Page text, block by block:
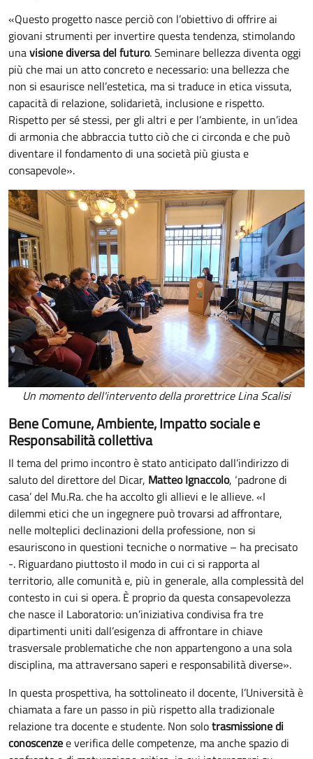
«Questo progetto nasce perciò con l’obiettivo di offrire ai
giovani strumenti per invertire questa tendenza, stimolando
unavisione diversa del futuro. Seminare bellezza diventa oggi
più che mai un atto concreto e necessario: una bellezza che
non si esaurisce nell’estetica, ma si traduce in etica vissuta,
capacità di relazione, solidarietà, inclusione e rispetto.
Rispetto per sé stessi, per gli altri e per l’ambiente, in un’idea
di armonia che abbraccia tutto ciò che ci circonda e che può
diventare il fondamento di una società più giusta e
consapevole».
Un momento dell'intervento della prorettrice Lina Scalisi
Bene Comune, Ambiente, Impatto sociale e
Responsabilità collettiva
Il tema del primo incontro è stato anticipato dall’indirizzo di
saluto del direttore del Dicar, Matteo Ignaccolo, ‘padrone di
casa’ del Mu.Ra. che ha accolto gli allievi e le allieve. «I
dilemmi etici che un ingegnere può trovarsi ad affrontare,
nelle molteplici declinazioni della professione, non si
esauriscono in questioni tecniche o normative – ha precisato
-. Riguardano piuttosto il modo in cui ci si rapporta al
territorio, alle comunità e, più in generale, alla complessità del
contesto in cui si opera. È proprio da questa consapevolezza
che nasce il Laboratorio: un’iniziativa condivisa fra tre
dipartimenti uniti dall’esigenza di affrontare in chiave
trasversale problematiche che non appartengono a una sola
disciplina, ma attraversano saperi e responsabilità diverse».
In questa prospettiva, ha sottolineato il docente, l’Università è
chiamata a fare un passo in più rispetto alla tradizionale
relazione tra docente e studente. Non solotrasmissione di
conoscenzee verifica delle competenze, ma anche spazio di